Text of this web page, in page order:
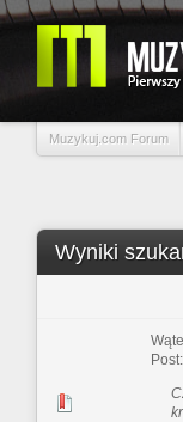
Muzykuj.com Forum
Wyniki
Post: